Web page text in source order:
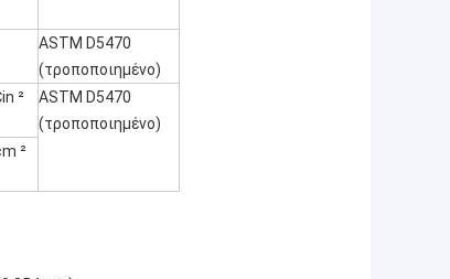
ASTM D5470
(τροποποιημένο)
²
ASTM D5470
(τροποποιημένο)
²